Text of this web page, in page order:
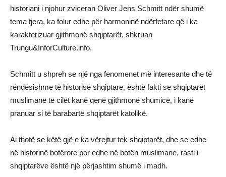
historiani i njohur zviceran Oliver Jens Schmitt ndër shumë
tema tjera, ka folur edhe për harmoninë ndërfetare që i ka
karakterizuar gjithmonë shqiptarët, shkruan
Trungu&InforCulture.info.
Schmitt u shpreh se një nga fenomenet më interesante dhe të
rëndësishme të historisë shqiptare, është fakti se shqiptarët
muslimanë të cilët kanë qenë gjithmonë shumicë, i kanë
pranuar si të barabartë shqiptarët katolikë.
Ai thotë se këtë gjë e ka vërejtur tek shqiptarët, dhe se edhe
në historinë botërore por edhe në botën muslimane, rasti i
shqiptarëve është një përjashtim shumë i madh.